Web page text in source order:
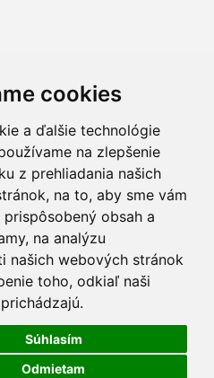
cookies
a ďalšie technológie
na zlepšenie
z prehliadania našich
na to, aby sme vám
obsah a
na analýzu
našich webových stránok
toho, odkiaľ naši
Súhlasím
Odmietam
Hologram-vyroba.sk